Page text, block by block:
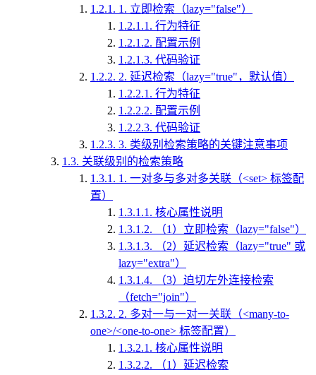
1.2.1. 1. 立即检索（lazy="false"）
1.2.1.1. 行为特征
1.2.1.2. 配置示例
1.2.1.3. 代码验证
1.2.2. 2. 延迟检索（lazy="true"，默认值）
1.2.2.1. 行为特征
1.2.2.2. 配置示例
1.2.2.3. 代码验证
1.2.3. 3. 类级别检索策略的关键注意事项
1.3. 关联级别的检索策略
1.3.1. 1. 一对多与多对多关联（<set> 标签配
置）
1.3.1.1. 核心属性说明
1.3.1.2.
（1）立即检索（lazy="false"）
1.3.1.3.
（2）延迟检索（lazy="true" 或
lazy="extra"）
1.3.1.4.
（3）迫切左外连接检索
（fetch="join"）
1.3.2. 2. 多对一与一对一关联（<many-to-
one>/<one-to-one> 标签配置）
1.3.2.1. 核心属性说明
1.3.2.2.
（1）延迟检索